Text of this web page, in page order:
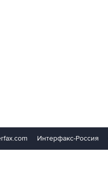
Интерфакс-Россия